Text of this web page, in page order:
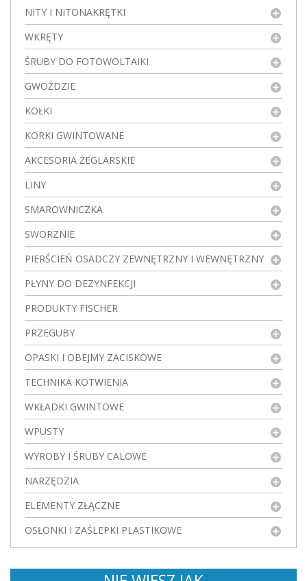
NITY I NITONAKRĘTKI
WKRĘTY
ŚRUBY DO FOTOWOLTAIKI
GWOŹDZIE
KOŁKI
KORKI GWINTOWANE
AKCESORIA ŻEGLARSKIE
LINY
SMAROWNICZKA
SWORZNIE
PIERŚCIEŃ OSADCZY ZEWNĘTRZNY I WEWNĘTRZNY
PŁYNY DO DEZYNFEKCJI
PRODUKTY FISCHER
PRZEGUBY
OPASKI I OBEJMY ZACISKOWE
TECHNIKA KOTWIENIA
WKŁADKI GWINTOWE
WPUSTY
WYROBY I ŚRUBY CALOWE
NARZĘDZIA
ELEMENTY ZŁĄCZNE
OSŁONKI I ZAŚLEPKI PLASTIKOWE